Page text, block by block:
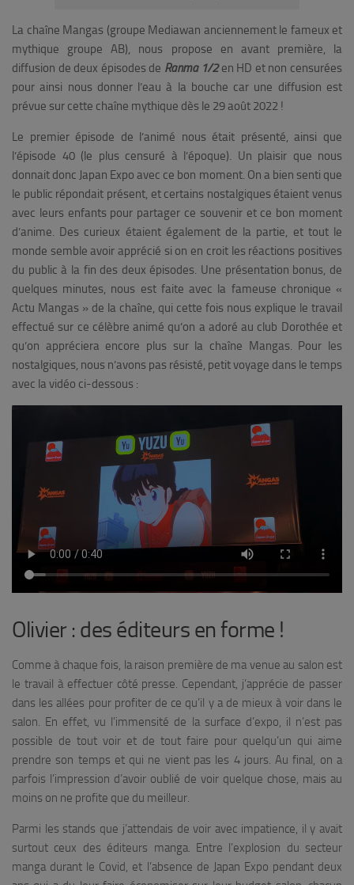
La chaîne Mangas (groupe Mediawan anciennement le fameux et
mythique groupe AB), nous propose en avant première, la
diffusion de deux épisodes de Ranma 1/2en HD et non censurées
pour ainsi nous donner l’eau à la bouche car une diffusion est
prévue sur cette chaîne mythique dès le 29 août 2022 !
Le premier épisode de l’animé nous était présenté, ainsi que
l’épisode 40 (le plus censuré à l’époque). Un plaisir que nous
donnait donc Japan Expo avec ce bon moment. On a bien senti que
le public répondait présent, et certains nostalgiques étaient venus
avec leurs enfants pour partager ce souvenir et ce bon moment
d’anime. Des curieux étaient également de la partie, et tout le
monde semble avoir apprécié si on en croit les réactions positives
du public à la fin des deux épisodes. Une présentation bonus, de
quelques minutes, nous est faite avec la fameuse chronique «
Actu Mangas » de la chaîne, qui cette fois nous explique le travail
effectué sur ce célèbre animé qu’on a adoré au club Dorothée et
qu’on appréciera encore plus sur la chaîne Mangas. Pour les
nostalgiques, nous n’avons pas résisté, petit voyage dans le temps
avec la vidéo ci-dessous :
Olivier : des éditeurs en forme !
Comme à chaque fois, la raison première de ma venue au salon est
le travail à effectuer côté presse. Cependant, j’apprécie de passer
dans les allées pour profiter de ce qu’il y a de mieux à voir dans le
salon. En effet, vu l’immensité de la surface d’expo, il n’est pas
possible de tout voir et de tout faire pour quelqu’un qui aime
prendre son temps et qui ne vient pas les 4 jours. Au final, on a
parfois l’impression d’avoir oublié de voir quelque chose, mais au
moins on ne profite que du meilleur.
Parmi les stands que j’attendais de voir avec impatience, il y avait
surtout ceux des éditeurs manga. Entre l’explosion du secteur
manga durant le Covid, et l’absence de Japan Expo pendant deux